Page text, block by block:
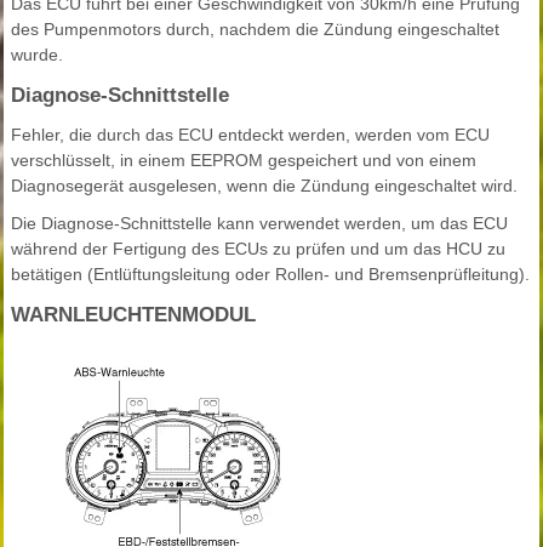
Das ECU führt bei einer Geschwindigkeit von 30km/h eine Prüfung
des Pumpenmotors durch, nachdem die Zündung eingeschaltet
wurde.
Diagnose-Schnittstelle
Fehler, die durch das ECU entdeckt werden, werden vom ECU
verschlüsselt, in einem EEPROM gespeichert und von einem
Diagnosegerät ausgelesen, wenn die Zündung eingeschaltet wird.
Die Diagnose-Schnittstelle kann verwendet werden, um das ECU
während der Fertigung des ECUs zu prüfen und um das HCU zu
betätigen (Entlüftungsleitung oder Rollen- und Bremsenprüfleitung).
WARNLEUCHTENMODUL